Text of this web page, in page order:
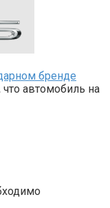
бренде
автомобиль на